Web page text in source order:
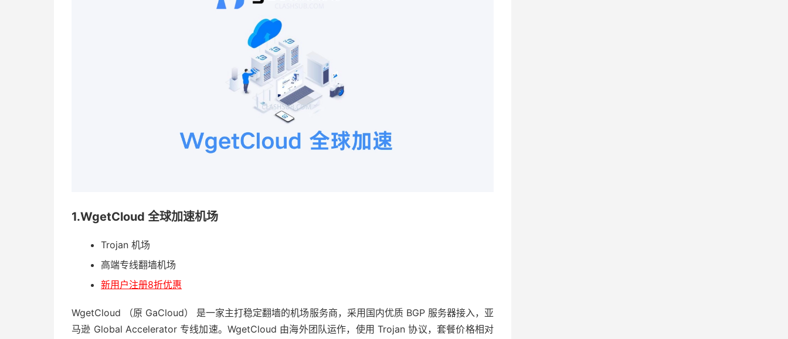
1.WgetCloud 全球加速机场
Trojan 机场
高端专线翻墙机场
新用户注册8折优惠
WgetCloud （原 GaCloud） 是一家主打稳定翻墙的机场服务商，采用国内优质 BGP 服务器接入，亚
马逊 Global Accelerator 专线加速。WgetCloud 由海外团队运作，使用 Trojan 协议，套餐价格相对